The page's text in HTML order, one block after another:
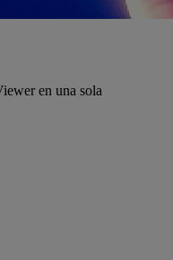
en una sola